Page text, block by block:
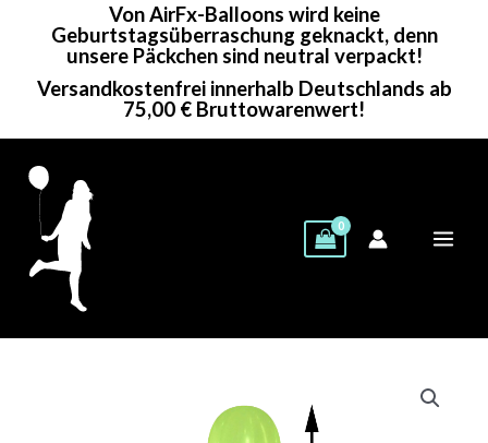
Von AirFx-Balloons wird keine
Geburtstagsüberraschung geknackt, denn
unsere Päckchen sind neutral verpackt!
Versandkostenfrei innerhalb Deutschlands ab
75,00 € Bruttowarenwert!